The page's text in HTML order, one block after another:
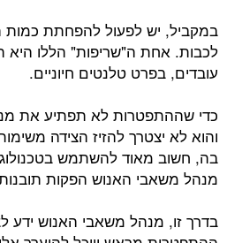
במקביל, יש לפעול להפחתת כמות
לכבות. אחת ה"שריפות" הללו
עובדים, בפרט טלנטים חיוניים.
כדי שההתפטרות לא תפתיע את
והוא לא יצטרך להזיז הצידה
בה, חשוב מאוד להשתמש
מנהל משאבי האנוש הפקות תובנות
בדרך זו, מנהל משאבי האנוש ידע